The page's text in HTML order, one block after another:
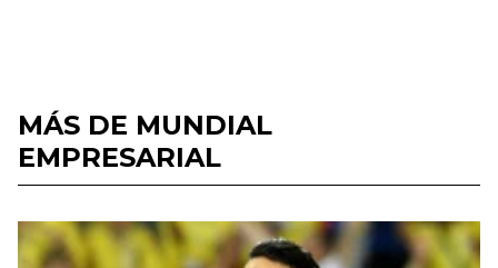
MÁS DE MUNDIAL
EMPRESARIAL